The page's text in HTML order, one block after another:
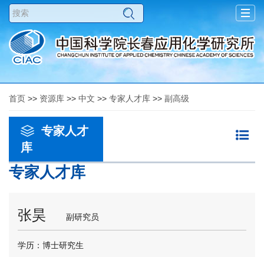
首页 >> 资源库 >> 中文 >> 专家人才库 >> 副高级
专家人才
库
专家人才库
张昊 副研究员
学历：博士研究生